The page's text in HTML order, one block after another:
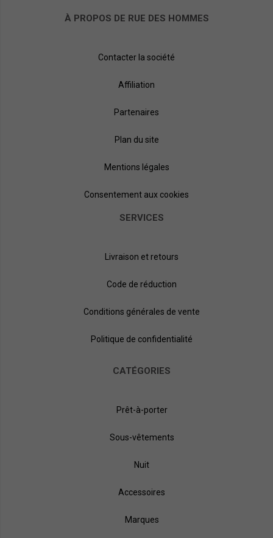
À PROPOS DE RUE DES HOMMES
Contacter la société
Affiliation
Partenaires
Plan du site
Mentions légales
Consentement aux cookies
SERVICES
Livraison et retours
Code de réduction
Conditions générales de vente
Politique de confidentialité
CATÉGORIES
Prêt-à-porter
Sous-vêtements
Nuit
Accessoires
Marques